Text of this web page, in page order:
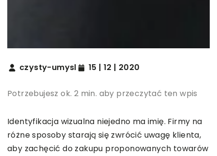
czysty-umysl 15 | 12 | 2020
Potrzebujesz ok. 2 min. aby przeczytać ten wpis
Identyfikacja wizualna niejedno ma imię. Firmy na
różne sposoby starają się zwrócić uwagę klienta,
aby zachęcić do zakupu proponowanych towarów